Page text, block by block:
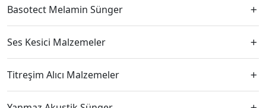
Basotect Melamin Sünger
Ses Kesici Malzemeler
Titreşim Alıcı Malzemeler